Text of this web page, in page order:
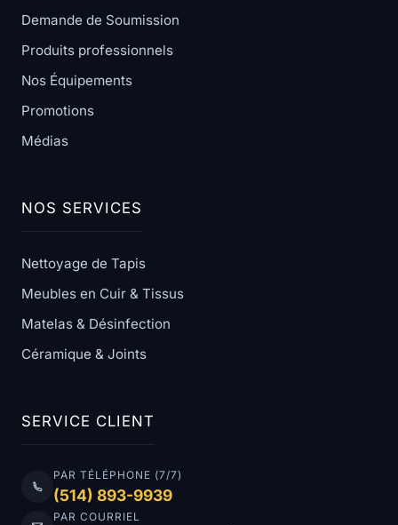
Demande de Soumission
Produits professionnels
Nos Équipements
Promotions
Médias
NOS SERVICES
Nettoyage de Tapis
Meubles en Cuir & Tissus
Matelas & Désinfection
Céramique & Joints
SERVICE CLIENT
PAR TÉLÉPHONE (7/7)
(514) 893-9939
PAR COURRIEL